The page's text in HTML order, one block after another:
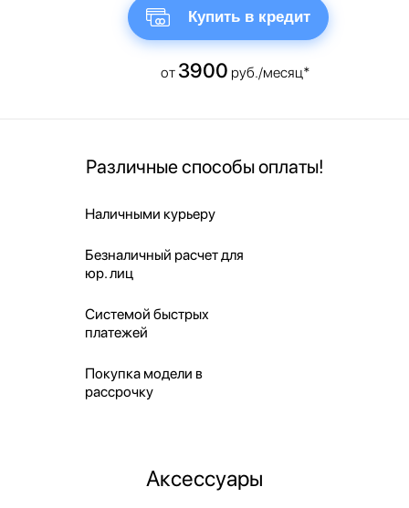
Купить в кредит
от 3900 руб./месяц*
Различные способы оплаты!
Наличными курьеру
Безналичный расчет для
юр. лиц
Системой быстрых
платежей
Покупка модели в
рассрочку
Аксессуары